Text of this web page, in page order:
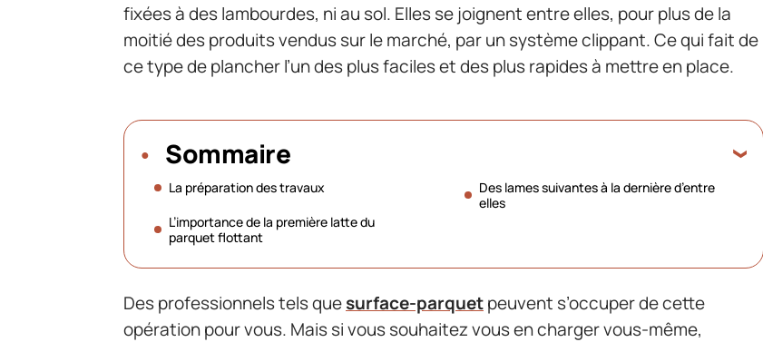
fixées à des lambourdes, ni au sol. Elles se joignent entre elles, pour plus de la
moitié des produits vendus sur le marché, par un système clippant. Ce qui fait de
ce type de plancher l’un des plus faciles et des plus rapides à mettre en place.
Sommaire
La préparation des travaux
L’importance de la première latte du
parquet flottant
Des lames suivantes à la dernière d’entre
elles
Des professionnels tels quesurface-parquetpeuvent s’occuper de cette
opération pour vous. Mais si vous souhaitez vous en charger vous-même,